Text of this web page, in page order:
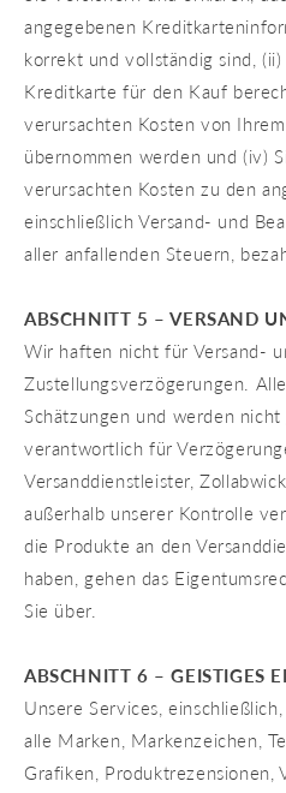
angegebenen
korrekt und vollständig sind,
Kreditkarte für den Kauf
verursachten Kosten von
übernommen werden und (iv)
verursachten Kosten zu den
einschließlich Versand- und
aller anfallenden Steuern,
ABSCHNITT 5 – VERSAND
Wir haften nicht für Versand-
Zustellungsverzögerungen.
Schätzungen und werden
verantwortlich für
Versanddienstleister,
außerhalb unserer Kontrolle
die Produkte an den
haben, gehen das
Sie über.
ABSCHNITT 6 – GEISTIGES
Unsere Services,
alle Marken, Markenzeichen,
Grafiken, Produktrezensionen,